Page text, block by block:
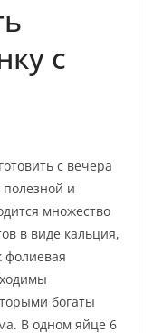
с
с вечера
полезной и
множество
в виде кальция,
фолиевая
богаты
. В одном яйце 6